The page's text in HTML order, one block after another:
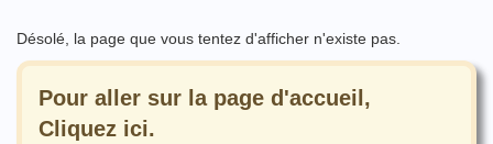
Désolé, la page que vous tentez d'afficher n'existe pas.
Pour aller sur la page d'accueil,
Cliquez ici.